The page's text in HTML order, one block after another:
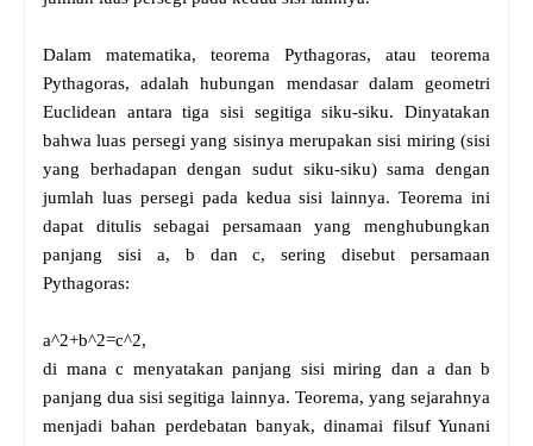
Dalam matematika, teorema Pythagoras, atau teorema
Pythagoras, adalah hubungan mendasar dalam geometri
Euclidean antara tiga sisi segitiga siku-siku. Dinyatakan
bahwa luas persegi yang sisinya merupakan sisi miring (sisi
yang berhadapan dengan sudut siku-siku) sama dengan
jumlah luas persegi pada kedua sisi lainnya. Teorema ini
dapat ditulis sebagai persamaan yang menghubungkan
panjang sisi a, b dan c, sering disebut persamaan
Pythagoras:
a^2+b^2=c^2,
di mana c menyatakan panjang sisi miring dan a dan b
panjang dua sisi segitiga lainnya. Teorema, yang sejarahnya
menjadi bahan perdebatan banyak, dinamai filsuf Yunani